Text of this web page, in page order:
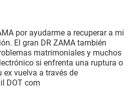
por ayudarme a recuperar a mi
El gran DR ZAMA también
matrimoniales y muchos
si enfrenta una ruptura o
ex vuelva a través de
DOT com